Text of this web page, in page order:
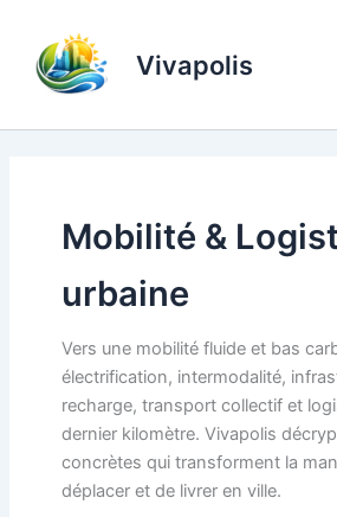
contenu
Vivapolis
Mobilité &
urbaine
Vers une mobilité fluide et bas
électrification, intermodalité,
recharge, transport collectif et
dernier kilomètre. Vivapolis
concrètes qui transforment la
déplacer et de livrer en ville.